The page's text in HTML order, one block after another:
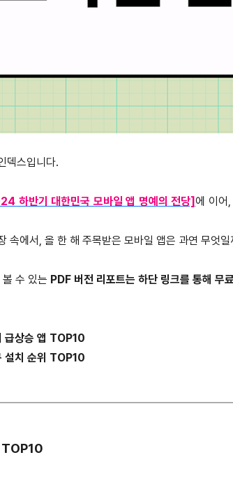
덱스입니다.
하반기 대한민국 모바일 앱 명예의 전당]에 이어
속에서, 올 한 해 주목받은 모바일 앱은 과연 무엇
수 있는 PDF 버전 리포트는 하단 링크를 통해 무
급상승 앱 TOP10
설치 순위 TOP10
TOP10